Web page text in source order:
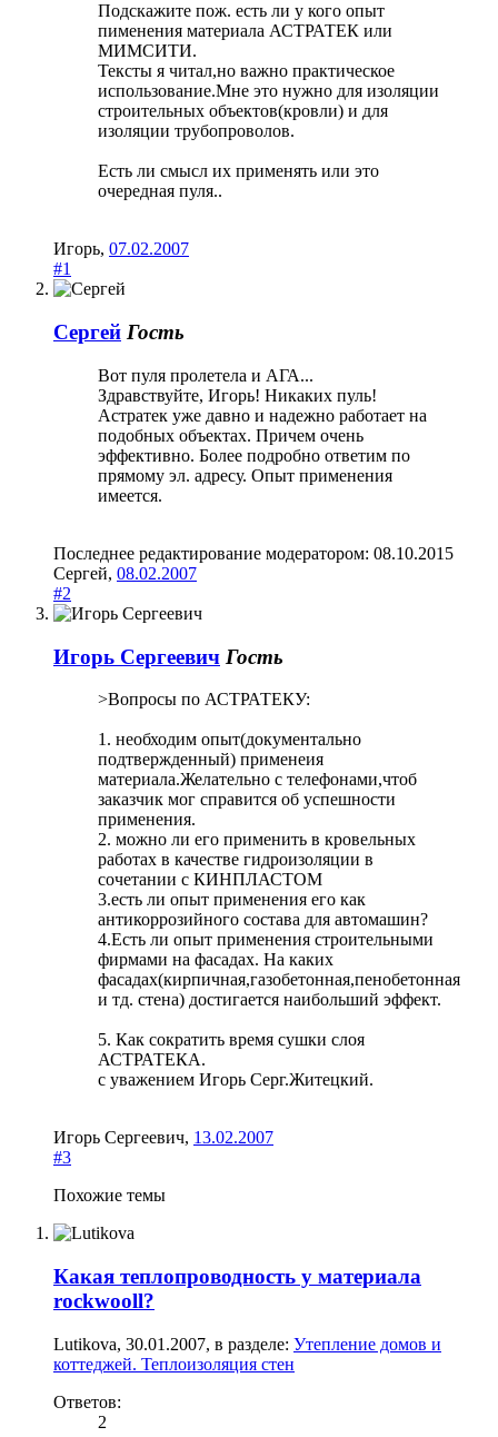
Подскажите пож. есть ли у кого опыт
пименения материала АСТРАТЕК или
МИМСИТИ.
Тексты я читал,но важно практическое
использование.Мне это нужно для изоляции
строительных объектов(кровли) и для
изоляции трубопроволов.
Есть ли смысл их применять или это
очередная пуля..
Игорь, 07.02.2007
#1
Сергей Гость
Вот пуля пролетела и АГА...
Здравствуйте, Игорь! Никаких пуль!
Астратек уже давно и надежно работает на
подобных объектах. Причем очень
эффективно. Более подробно ответим по
прямому эл. адресу. Опыт применения
имеется.
Последнее редактирование модератором: 08.10.2015
Сергей, 08.02.2007
#2
Игорь Сергеевич Гость
>Вопросы по АСТРАТЕКУ:
1. необходим опыт(документально
подтвержденный) применеия
материала.Желательно с телефонами,чтоб
заказчик мог справится об успешности
применения.
2. можно ли его применить в кровельных
работах в качестве гидроизоляции в
сочетании с КИНПЛАСТОМ
3.есть ли опыт применения его как
антикоррозийного состава для автомашин?
4.Есть ли опыт применения строительными
фирмами на фасадах. На каких
фасадах(кирпичная,газобетонная,пенобетонная
и тд. стена) достигается наибольший эффект.
5. Как сократить время сушки слоя
АСТРАТЕКА.
с уважением Игорь Серг.Житецкий.
Игорь Сергеевич, 13.02.2007
#3
Похожие темы
Какая теплопроводность у материала
rockwooll?
Lutikova, 30.01.2007, в разделе: Утепление домов и
коттеджей. Теплоизоляция стен
Ответов:
2